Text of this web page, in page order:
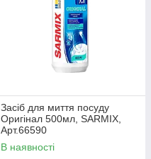
Засіб для миття посуду
Оригінал 500мл, SARMIX,
Арт.66590
В наявності